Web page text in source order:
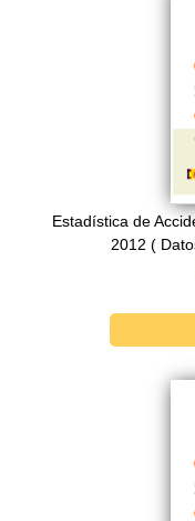
Estadística de
2012 (